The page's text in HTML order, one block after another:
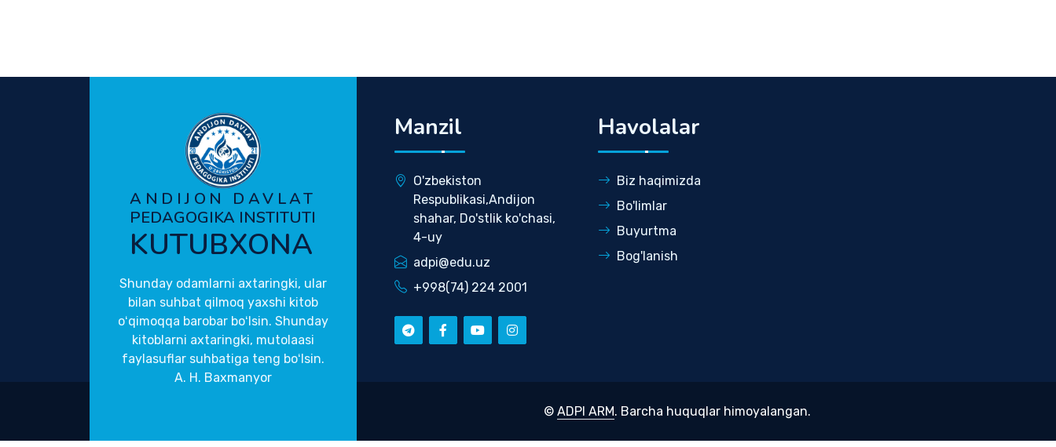
ANDIJON DAVLAT
PEDAGOGIKA INSTITUTI
KUTUBXONA
Shunday odamlarni axtaringki, ular
bilan suhbat qilmoq yaxshi kitob
oʻqimoqqa barobar boʻlsin. Shunday
kitoblarni axtaringki, mutolaasi
faylasuflar suhbatiga teng boʻlsin.
A. H. Baxmanyor
Manzil
O'zbekiston
Respublikasi,Andijon
shahar, Do'stlik ko'chasi,
4-uy
adpi@edu.uz
+998(74) 224 2001
Havolalar
Biz haqimizda
Bo'limlar
Buyurtma
Bog'lanish
© ADPI ARM. Barcha huquqlar himoyalangan.